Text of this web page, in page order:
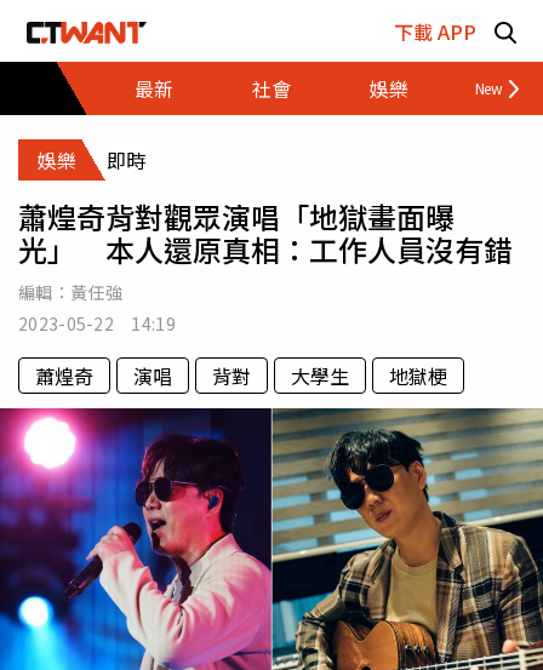
下載 APP
最新
社會 娛樂 財經
娛樂 即時
蕭煌奇背對觀眾演唱「地獄畫面曝
光」 本人還原真相：工作人員沒有錯
編輯： 黃任強
2023-05-22 14:19
蕭煌奇 演唱 背對 大學生 地獄梗